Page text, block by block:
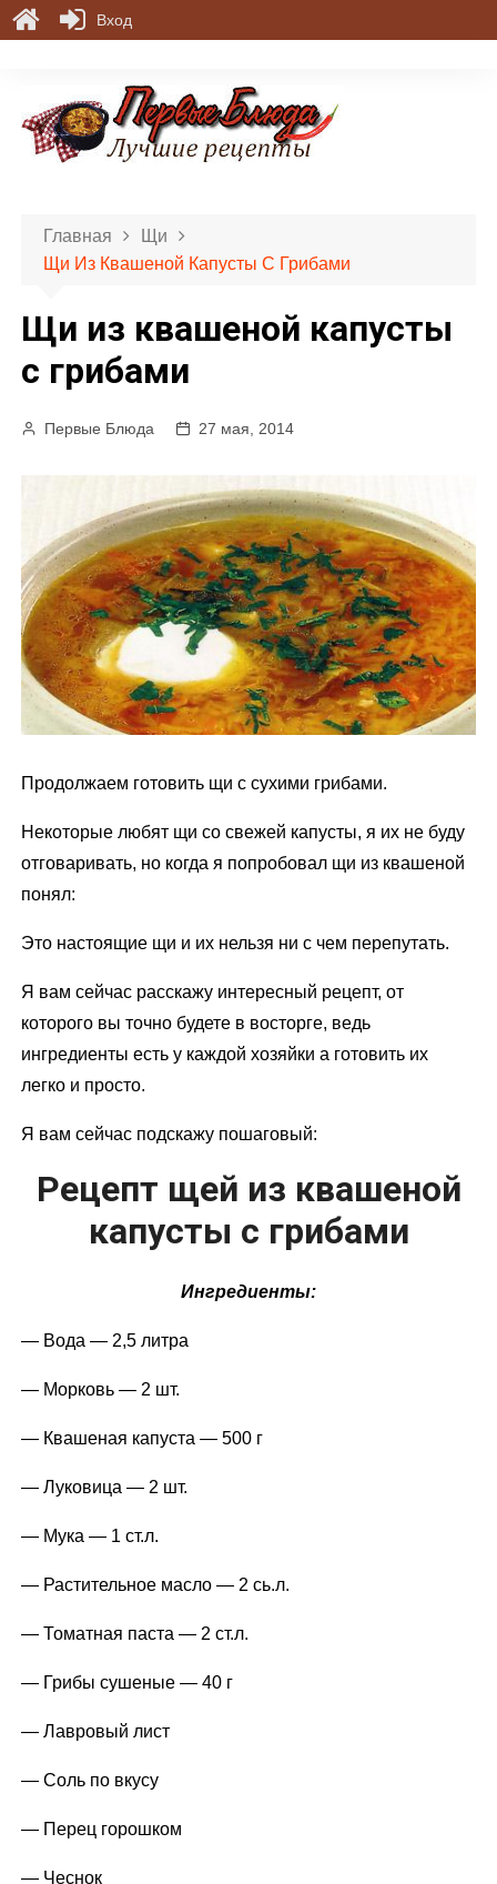
Главная
Щи
Щи Из Квашеной Капусты С Грибами
Щи из квашеной капусты
с грибами
Первые Блюда 27 мая, 2014
Продолжаем готовить щи с сухими грибами.
Некоторые любят щи со свежей капусты, я их не буду
отговаривать, но когда я попробовал щи из квашеной
понял:
Это настоящие щи и их нельзя ни с чем перепутать.
Я вам сейчас расскажу интересный рецепт, от
которого вы точно будете в восторге, ведь
ингредиенты есть у каждой хозяйки а готовить их
легко и просто.
Я вам сейчас подскажу пошаговый:
Рецепт щей из квашеной
капусты с грибами
Ингредиенты:
— Вода — 2,5 литра
— Морковь — 2 шт.
— Квашеная капуста — 500 г
— Луковица — 2 шт.
— Мука — 1 ст.л.
— Растительное масло — 2 сь.л.
— Томатная паста — 2 ст.л.
— Грибы сушеные — 40 г
— Лавровый лист
— Соль по вкусу
— Перец горошком
— Чеснок
Вход